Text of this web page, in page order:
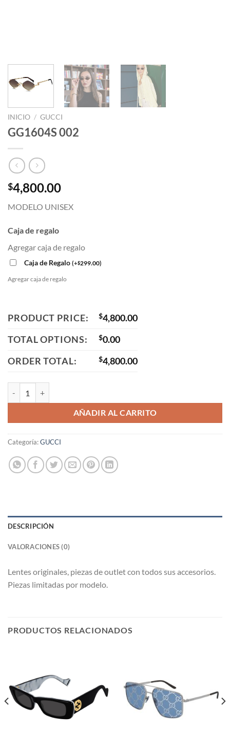
INICIO / GUCCI
GG1604S 002
$4,800.00
MODELO UNISEX
Caja de regalo
Agregar caja de regalo
Caja de Regalo (+$299.00)
Agregar caja de regalo
PRODUCT PRICE: $4,800.00
TOTAL OPTIONS:
$0.00
ORDER TOTAL:
$4,800.00
AÑADIR AL CARRITO
Categoría:GUCCI
DESCRIPCIÓN
VALORACIONES (0)
Lentes originales, piezas de outlet con todos sus accesorios.
Piezas limitadas por modelo.
PRODUCTOS RELACIONADOS